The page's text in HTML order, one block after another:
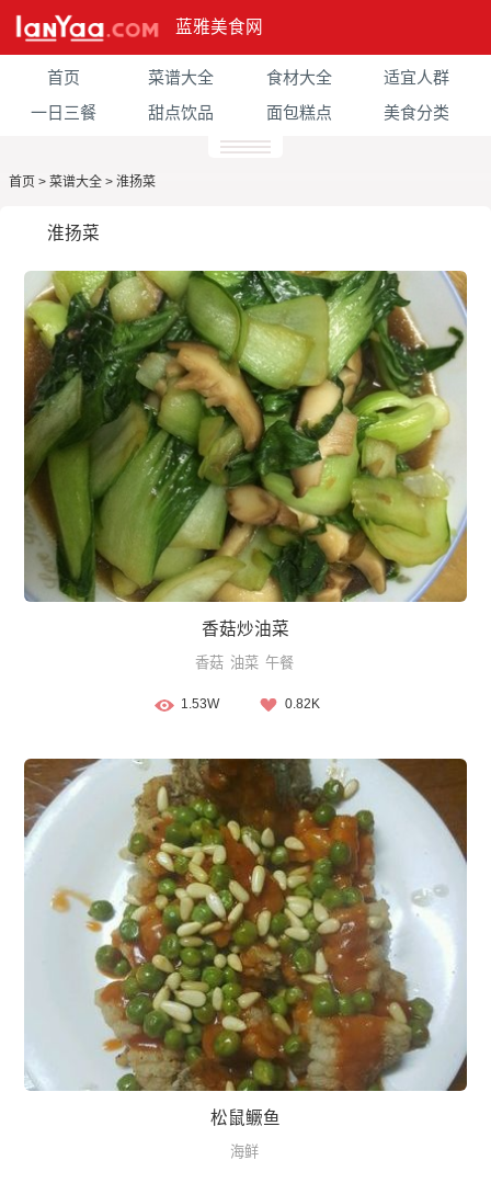
蓝雅美食网
首页 菜谱大全 食材大全
适宜人群
一日三餐
甜点饮品 面包糕点 美食分类
首页 > 菜谱大全 > 淮扬菜
淮扬菜
香菇炒油菜
香菇 油菜 午餐
1.53W 0.82K
松鼠鳜鱼
海鲜